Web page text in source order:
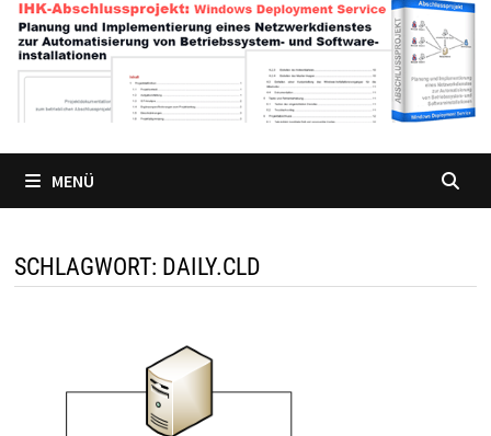
MENÜ
SCHLAGWORT: DAILY.CLD